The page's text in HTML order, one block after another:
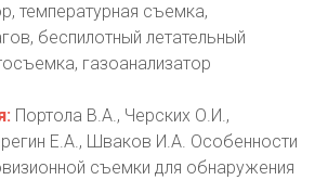
температурная съемка,
беспилотный летательный
газоанализатор
Портола В.А., Черских О.И.,
Е.А., Шваков И.А. Особенности
съемки для обнаружения